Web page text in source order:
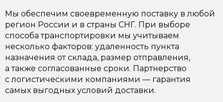
Мы обеспечим своевременную поставку в любой
регион России и в страны СНГ. При выборе
способа транспортировки мы учитываем
несколько факторов: удаленность пункта
назначения от склада, размер отправления,
а также согласованные сроки. Партнерство
с логистическими компаниями — гарантия
самых выгодных условий доставки.